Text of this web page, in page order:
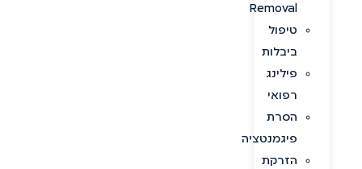
Removal
טיפול
ביבלות
פילינג
רפואי
הסרת
פיגמנטציה
הזרקת